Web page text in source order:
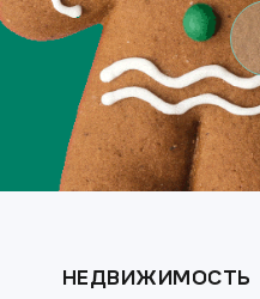
НЕДВИЖИМОСТЬ